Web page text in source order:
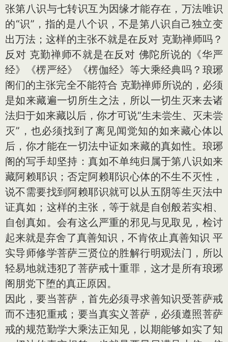
张第八识与七转识互为因缘才能存在，万法唯识
的“识”，指的是八个识，不是第八识自己独立变
出万法；这样的主张不就是在反对 克勤禅师吗？
反对 克勤禅师不就是在反对 佛陀所说的《华严
经》《楞严经》《楞伽经》等大乘经典吗？琅琊
阁们的主张完全不能符合 克勤禅师所说的，必须
是如来藏遍一切所生之法，所以一切生灭来去诸
法归于如来藏以后，你才可说“生未尝生、灭未尝
灭”，也必须找到了离见闻觉知的如来藏心体以
后，你才能在一切法中证如来藏的真如性。琅琊
阁的写手却坚持：真如不单纯归属于第八识如来
藏阿赖耶识；否定阿赖耶识心体的不生不灭性，
说不需要找到阿赖耶识就可以从五阴等生灭法中
证真如；这样的主张，等于就是自创般若实相、
自创真如。会有这么严重的邪见与见取见，检讨
起来就是弃舍了真善知识，不肯依止真善知识 平
实导师修学菩萨三贤位的胜解行明观法门，所以
轻易地就违犯了菩萨戒十重罪，这才是所有琅琊
阁朋党下堕的真正原因。
因此，要当菩萨，首先必须寻求善知识受菩萨戒
而不违犯重戒；要当真实义菩萨，必须遵照菩萨
戒的规范勤学大乘法正知见，以期能够如实了知